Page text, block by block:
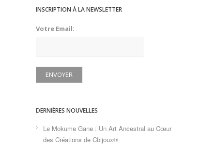
INSCRIPTION À LA NEWSLETTER
Votre Email:
DERNIÈRES NOUVELLES
Le Mokume Gane : Un Art Ancestral au Cœur
des Créations de Cbijoux®